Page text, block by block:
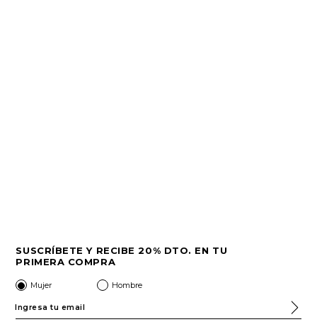
SUSCRÍBETE Y RECIBE 20% DTO. EN TU
PRIMERA COMPRA
Mujer Hombre